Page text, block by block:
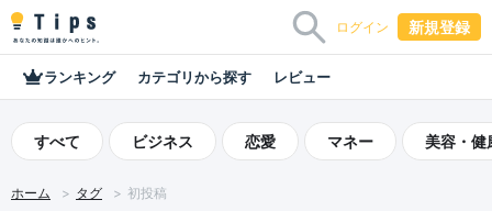
ログイン 新規登録
ランキング カテゴリから探す レビュー
すべて ビジネス 恋愛 マネー 美容・健
ホーム タグ 初投稿